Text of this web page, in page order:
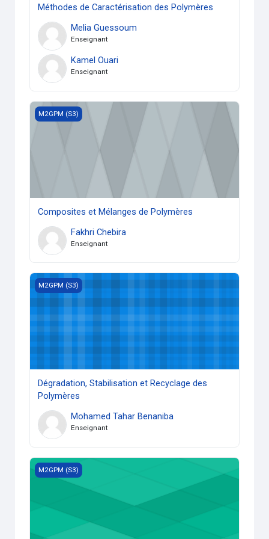
Méthodes de Caractérisation des Polymères
Melia Guessoum
Enseignant
Kamel Ouari
Enseignant
Composites et Mélanges de Polymères
M2GPM (S3)
Composites et Mélanges de Polymères
Fakhri Chebira
Enseignant
Dégradation, Stabilisation et Recyclage des Polymères
M2GPM (S3)
Dégradation, Stabilisation et Recyclage des
Polymères
Mohamed Tahar Benaniba
Enseignant
Synthèse et Caractérisation des Polymères
M2GPM (S3)